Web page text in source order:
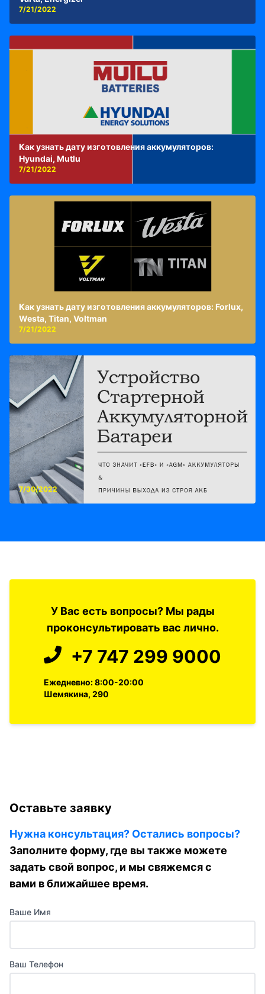
7/21/2022
Как узнать дату изготовления аккумуляторов:
Hyundai, Mutlu
7/21/2022
Как узнать дату изготовления аккумуляторов: Forlux,
Westa, Titan, Voltman
7/21/2022
7/30/2022
У Вас есть вопросы? Мы рады
проконсультировать вас лично.
+7 747 299 9000
Ежедневно: 8:00-20:00
Шемякина, 290
Оставьте заявку
Нужна консультация? Остались вопросы?
Заполните форму, где вы также можете
задать свой вопрос, и мы свяжемся с
вами в ближайшее время.
Ваше Имя
Ваш Телефон